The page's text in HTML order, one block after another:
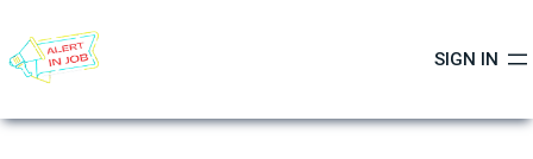
content
SIGN IN